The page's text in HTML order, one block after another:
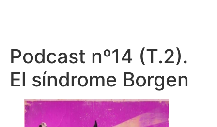
Podcast nº14 (T.2).
El síndrome Borgen